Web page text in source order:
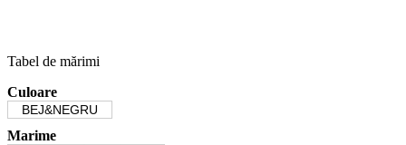
Tabel de mărimi
Culoare
BEJ&NEGRU
Marime